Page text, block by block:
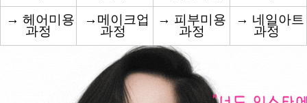
→ 헤어미용
과정
→ 메이크업
과정
→ 피부미용
과정
→ 네일아트
과정